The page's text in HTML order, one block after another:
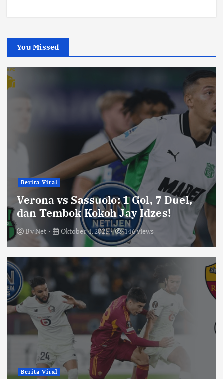
You Missed
Berita Viral
Verona vs Sassuolo: 1 Gol, 7 Duel,
dan Tembok Kokoh Jay Idzes!
ByNet Oktober 4, 2025 146 views
Berita Viral